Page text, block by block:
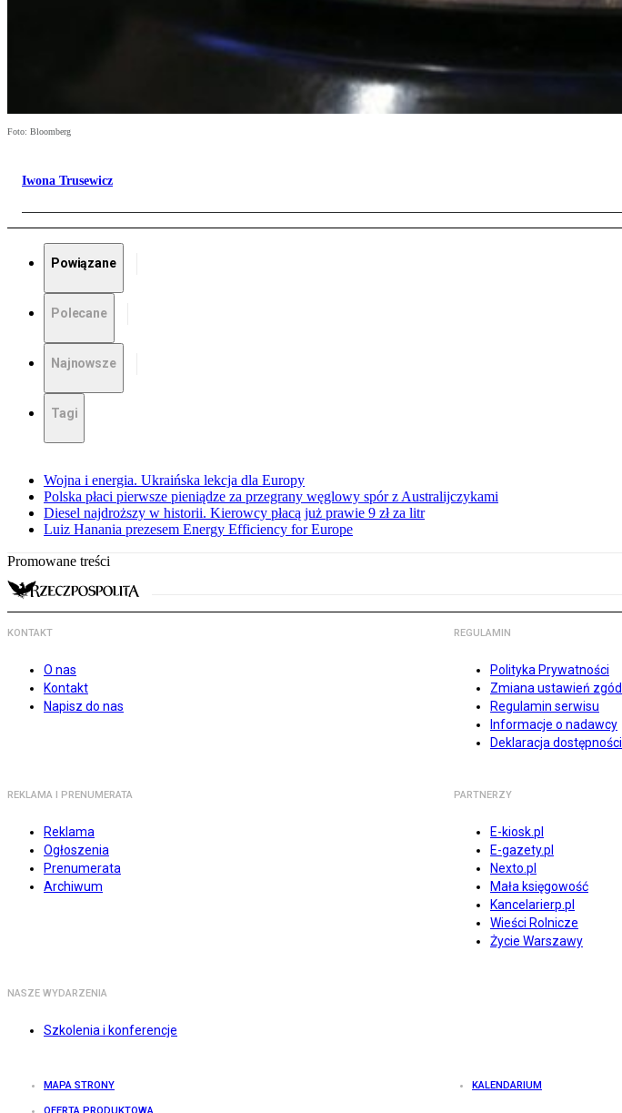
Foto: Bloomberg
Iwona Trusewicz
Powiązane
Polecane
Najnowsze
Tagi
Wojna i energia. Ukraińska lekcja dla Europy
Polska płaci pierwsze pieniądze za przegrany węglowy spór z Australijczykami
Diesel najdroższy w historii. Kierowcy płacą już prawie 9 zł za litr
Luiz Hanania prezesem Energy Efficiency for Europe
Promowane treści
KONTAKT
O nas
Kontakt
Napisz do nas
REGULAMIN
Polityka Prywatności
Zmiana ustawień zgód
Regulamin serwisu
Informacje o nadawcy
Deklaracja dostępności
REKLAMA I PRENUMERATA
Reklama
Ogłoszenia
Prenumerata
Archiwum
PARTNERZY
E-kiosk.pl
E-gazety.pl
Nexto.pl
Mała księgowość
Kancelarierp.pl
Wieści Rolnicze
Życie Warszawy
NASZE WYDARZENIA
Szkolenia i konferencje
MAPA STRONY KALENDARIUM